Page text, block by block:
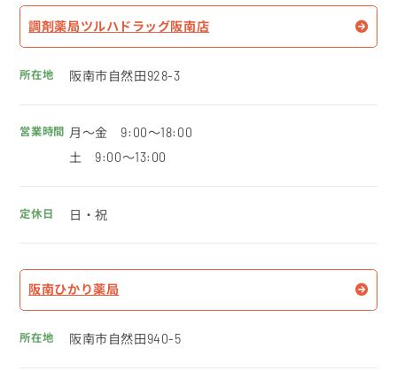
調剤薬局ツルハドラッグ阪南店
阪南市自然田928-3
月～金 9:00～18:00
土 9:00～13:00
日・祝
阪南ひかり薬局
阪南市自然田940-5